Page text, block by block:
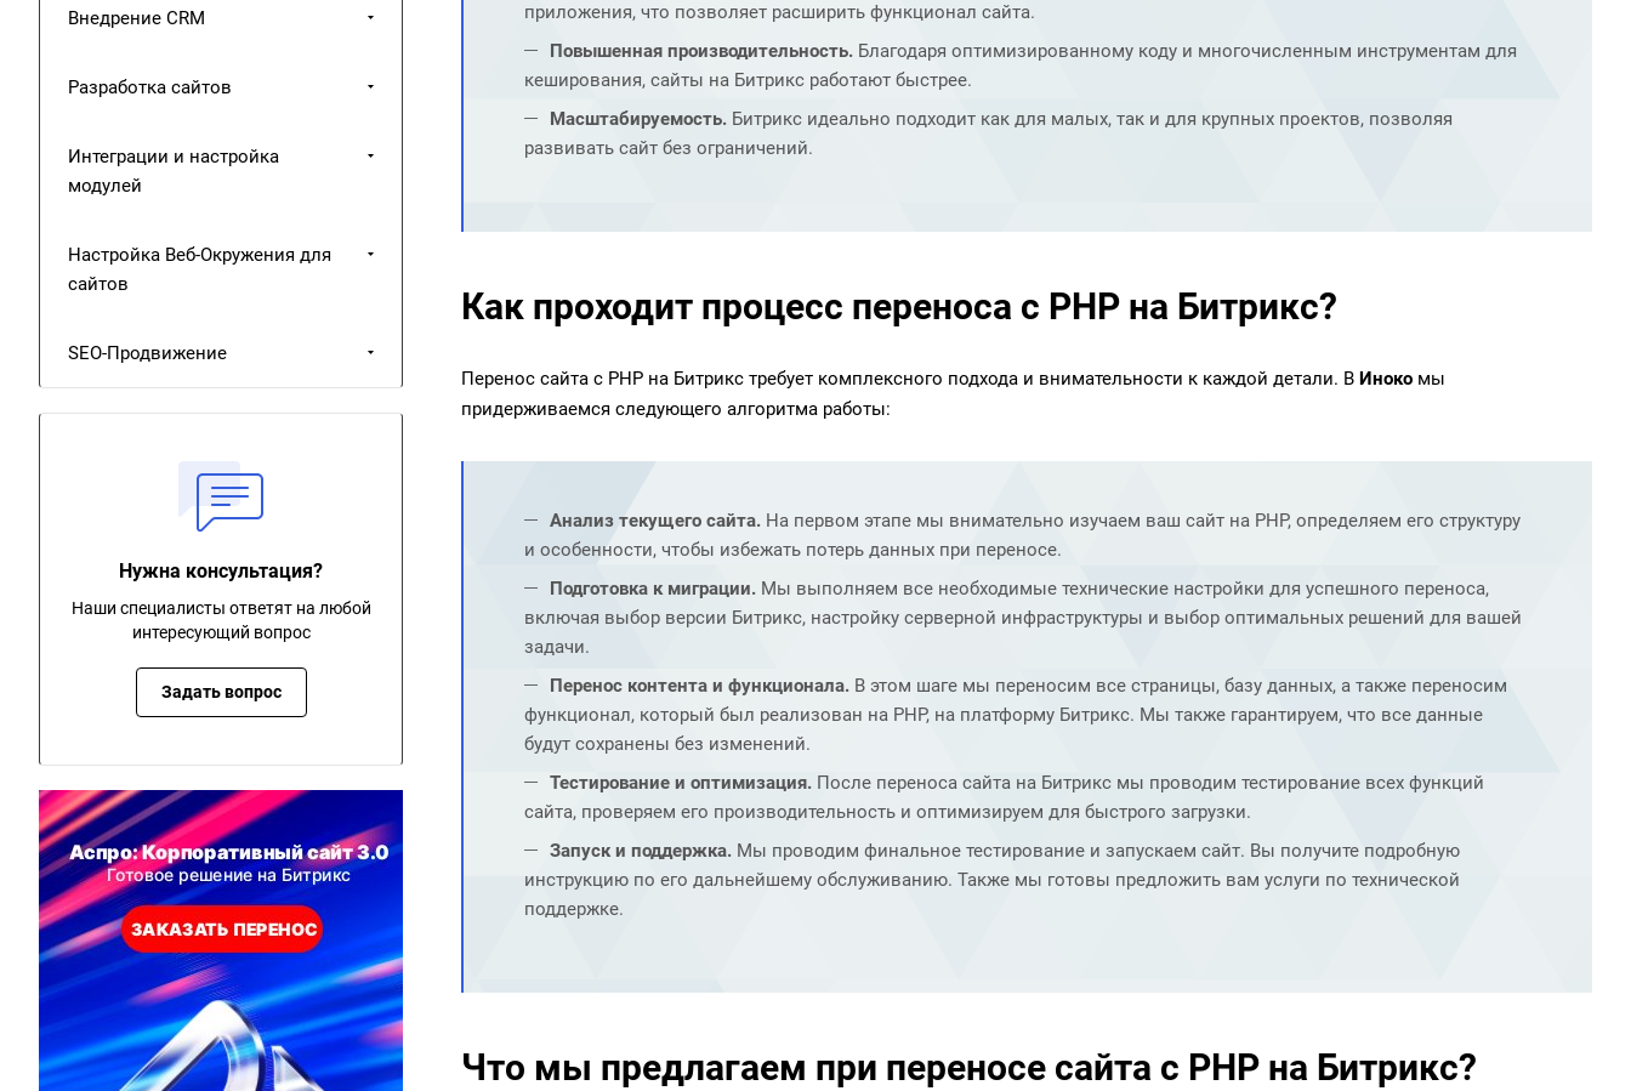
приложения, что позволяет расширить функционал сайта.
Повышенная производительность. Благодаря оптимизированному коду и многочисленным инструментам для
кеширования, сайты на Битрикс работают быстрее.
Масштабируемость. Битрикс идеально подходит как для малых, так и для крупных проектов, позволяя
развивать сайт без ограничений.
Как проходит процесс переноса с PHP на Битрикс?
Перенос сайта с PHP на Битрикс требует комплексного подхода и внимательности к каждой детали. В Иноко мы
придерживаемся следующего алгоритма работы:
Анализ текущего сайта. На первом этапе мы внимательно изучаем ваш сайт на PHP, определяем его структуру
и особенности, чтобы избежать потерь данных при переносе.
Подготовка к миграции. Мы выполняем все необходимые технические настройки для успешного переноса,
включая выбор версии Битрикс, настройку серверной инфраструктуры и выбор оптимальных решений для вашей
задачи.
Перенос контента и функционала. В этом шаге мы переносим все страницы, базу данных, а также переносим
функционал, который был реализован на PHP, на платформу Битрикс. Мы также гарантируем, что все данные
будут сохранены без изменений.
Тестирование и оптимизация. После переноса сайта на Битрикс мы проводим тестирование всех функций
сайта, проверяем его производительность и оптимизируем для быстрого загрузки.
Запуск и поддержка. Мы проводим финальное тестирование и запускаем сайт. Вы получите подробную
инструкцию по его дальнейшему обслуживанию. Также мы готовы предложить вам услуги по технической
поддержке.
Что мы предлагаем при переносе сайта с PHP на Битрикс?
Внедрение CRM
Разработка сайтов
Интеграции и настройка
модулей
Настройка Веб-Окружения для
сайтов
SEO-Продвижение
Нужна консультация?
Наши специалисты ответят на любой
интересующий вопрос
Задать вопрос